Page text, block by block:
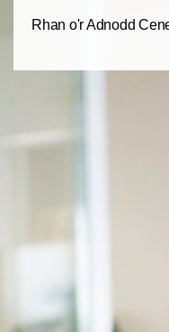
Rhan o'r Adnodd